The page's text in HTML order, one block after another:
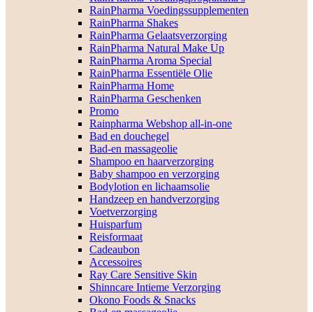
RainPharma Voedingssupplementen
RainPharma Shakes
RainPharma Gelaatsverzorging
RainPharma Natural Make Up
RainPharma Aroma Special
RainPharma Essentiële Olie
RainPharma Home
RainPharma Geschenken
Promo
Rainpharma Webshop all-in-one
Bad en douchegel
Bad-en massageolie
Shampoo en haarverzorging
Baby shampoo en verzorging
Bodylotion en lichaamsolie
Handzeep en handverzorging
Voetverzorging
Huisparfum
Reisformaat
Cadeaubon
Accessoires
Ray Care Sensitive Skin
Shinncare Intieme Verzorging
Okono Foods & Snacks